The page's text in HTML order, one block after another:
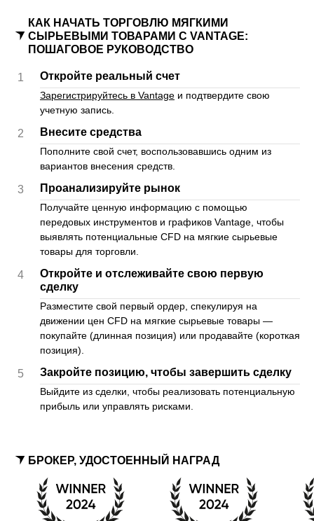
КАК НАЧАТЬ ТОРГОВЛЮ МЯГКИМИ
СЫРЬЕВЫМИ ТОВАРАМИ С VANTAGE:
ПОШАГОВОЕ РУКОВОДСТВО
1 Откройте реальный счет
Зарегистрируйтесь в Vantage и подтвердите свою
учетную запись.
2 Внесите средства
Пополните свой счет, воспользовавшись одним из
вариантов внесения средств.
3 Проанализируйте рынок
Получайте ценную информацию с помощью
передовых инструментов и графиков Vantage, чтобы
выявлять потенциальные CFD на мягкие сырьевые
товары для торговли.
4
Откройте и отслеживайте свою первую
сделку
Разместите свой первый ордер, спекулируя на
движении цен CFD на мягкие сырьевые товары —
покупайте (длинная позиция) или продавайте (короткая
позиция).
5 Закройте позицию, чтобы завершить сделку
Выйдите из сделки, чтобы реализовать потенциальную
прибыль или управлять рисками.
БРОКЕР, УДОСТОЕННЫЙ НАГРАД